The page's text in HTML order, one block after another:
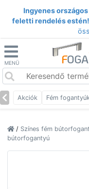
Ingyenes
feletti rendelés estén!
MENÜ F
Akciók Fém
/ Színes fém
bútorfogantyú